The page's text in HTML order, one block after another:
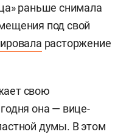
раньше снимала
под свой
расторжение
свою
она — вице-
думы. В этом